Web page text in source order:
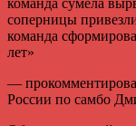
соперницы
команда
лет»
—
России по самбо